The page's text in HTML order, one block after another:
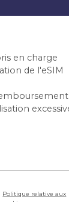
en charge
de l'eSIM
Politique relative aux